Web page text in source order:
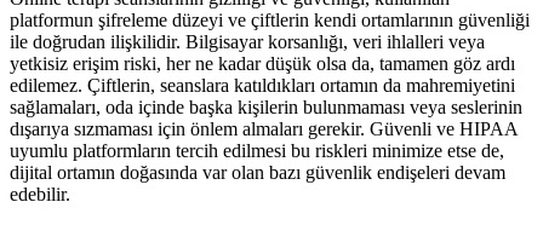
platformun şifreleme düzeyi ve çiftlerin kendi ortamlarının güvenliği
ile doğrudan ilişkilidir. Bilgisayar korsanlığı, veri ihlalleri veya
yetkisiz erişim riski, her ne kadar düşük olsa da, tamamen göz ardı
edilemez. Çiftlerin, seanslara katıldıkları ortamın da mahremiyetini
sağlamaları, oda içinde başka kişilerin bulunmaması veya seslerinin
dışarıya sızmaması için önlem almaları gerekir. Güvenli ve HIPAA
uyumlu platformların tercih edilmesi bu riskleri minimize etse de,
dijital ortamın doğasında var olan bazı güvenlik endişeleri devam
edebilir.